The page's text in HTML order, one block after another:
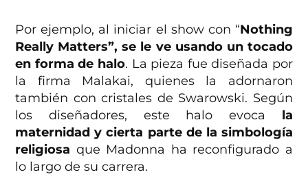
Por ejemplo, al iniciar el show con “Nothing
Really Matters”, se le ve usando un tocado
en forma de halo. La pieza fue diseñada por
la firma Malakai, quienes la adornaron
también con cristales de Swarowski. Según
los diseñadores, este halo evoca la
maternidad y cierta parte de la simbología
religiosa que Madonna ha reconfigurado a
lo largo de su carrera.